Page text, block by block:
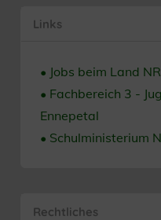
Links
• Jobs beim Land
• Fachbereich 3 -
Ennepetal
• Schulministerium
Rechtliches